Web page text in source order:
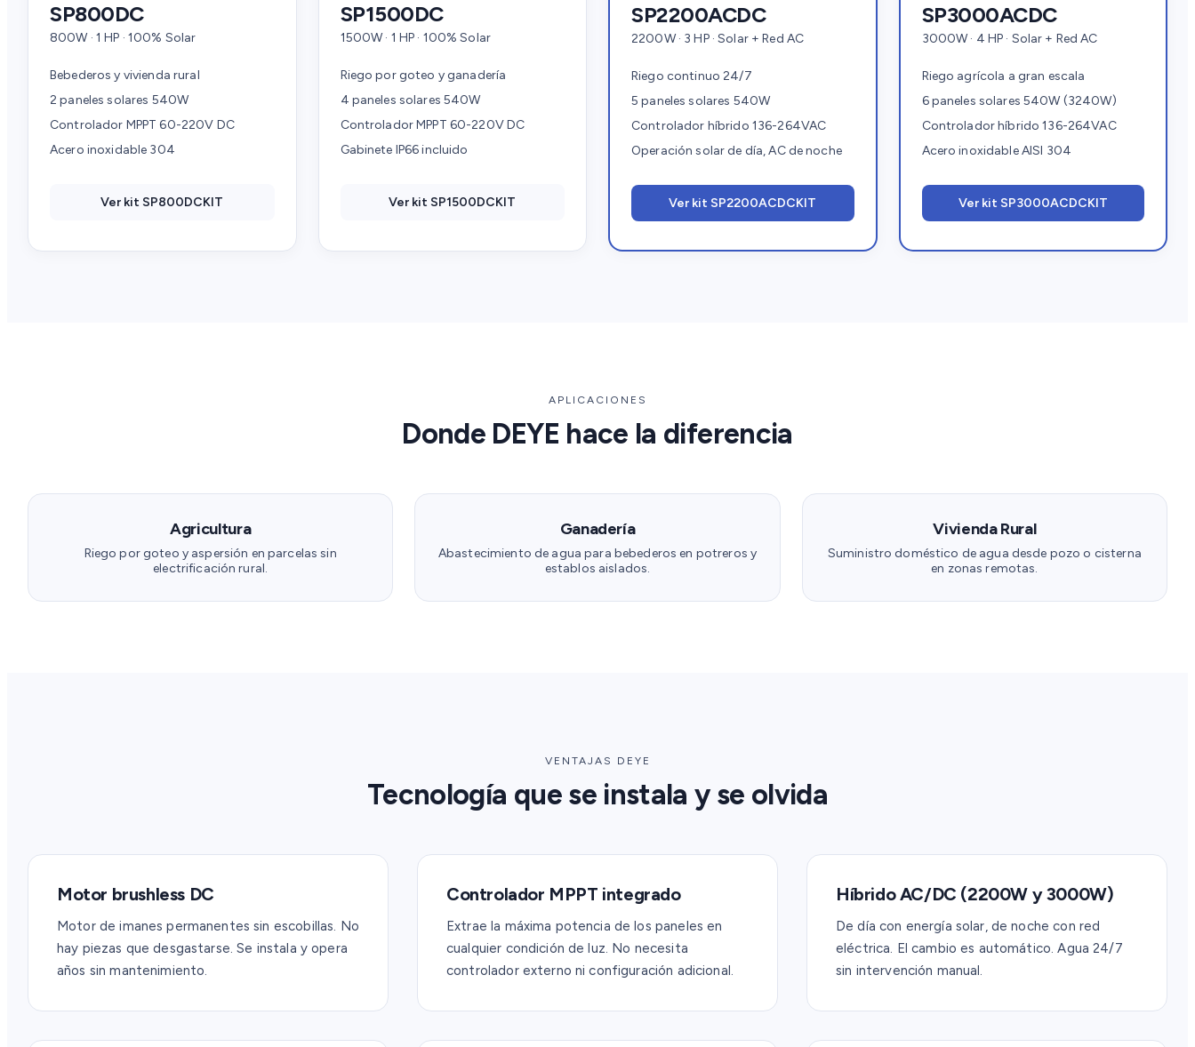
SP800DC
800W · 1 HP · 100% Solar
Bebederos y vivienda rural
2 paneles solares 540W
Controlador MPPT 60-220V DC
Acero inoxidable 304
Ver kit SP800DCKIT
SP1500DC
1500W · 1 HP · 100% Solar
Riego por goteo y ganadería
4 paneles solares 540W
Controlador MPPT 60-220V DC
Gabinete IP66 incluido
Ver kit SP1500DCKIT
SP2200ACDC
2200W · 3 HP · Solar + Red AC
Riego continuo 24/7
5 paneles solares 540W
Controlador híbrido 136-264VAC
Operación solar de día, AC de noche
Ver kit SP2200ACDCKIT
SP3000ACDC
3000W · 4 HP · Solar + Red AC
Riego agrícola a gran escala
6 paneles solares 540W (3240W)
Controlador híbrido 136-264VAC
Acero inoxidable AISI 304
Ver kit SP3000ACDCKIT
APLICACIONES
Donde DEYE hace la diferencia
Agricultura
Riego por goteo y aspersión en parcelas sin
electrificación rural.
Ganadería
Abastecimiento de agua para bebederos en potreros y
establos aislados.
Vivienda Rural
Suministro doméstico de agua desde pozo o cisterna
en zonas remotas.
VENTAJAS DEYE
Tecnología que se instala y se olvida
Motor brushless DC
Motor de imanes permanentes sin escobillas. No
hay piezas que desgastarse. Se instala y opera
años sin mantenimiento.
Controlador MPPT integrado
Extrae la máxima potencia de los paneles en
cualquier condición de luz. No necesita
controlador externo ni configuración adicional.
Híbrido AC/DC (2200W y 3000W)
De día con energía solar, de noche con red
eléctrica. El cambio es automático. Agua 24/7
sin intervención manual.